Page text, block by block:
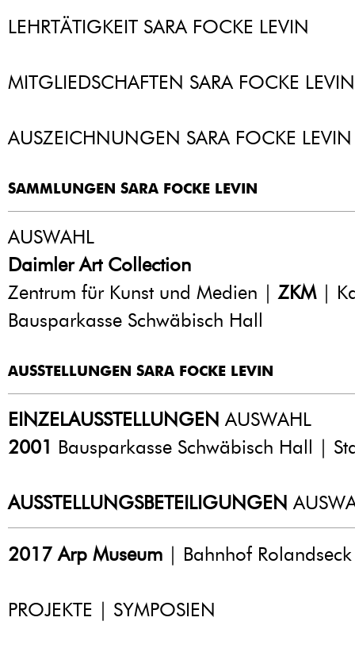
LEHRTÄTIGKEIT SARA FOCKE LEVIN
MITGLIEDSCHAFTEN SARA FOCKE LEVIN
AUSZEICHNUNGEN SARA FOCKE LEVIN
SAMMLUNGEN SARA FOCKE LEVIN
AUSWAHL
Daimler Art Collection
Zentrum für Kunst und Medien |ZKM|
Bausparkasse Schwäbisch Hall
AUSSTELLUNGEN SARA FOCKE LEVIN
EINZELAUSSTELLUNGEN AUSWAHL
2001 Bausparkasse Schwäbisch Hall |
AUSSTELLUNGSBETEILIGUNGEN
2017 Arp Museum | Bahnhof Rolandseck
PROJEKTE | SYMPOSIEN